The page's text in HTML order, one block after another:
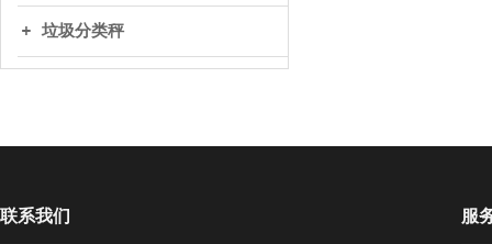
垃圾分类秤
联系我们 服